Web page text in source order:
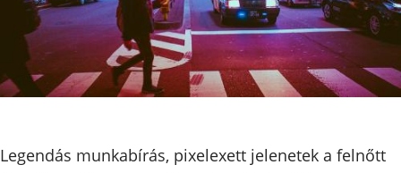
Legendás munkabírás, pixelexett jelenetek a felnőtt